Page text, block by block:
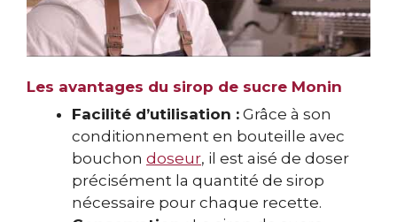
Les avantages du sirop de sucre Monin
Facilité d’utilisation : Grâce à son
conditionnement en bouteille avec
bouchon doseur, il est aisé de doser
précisément la quantité de sirop
nécessaire pour chaque recette.